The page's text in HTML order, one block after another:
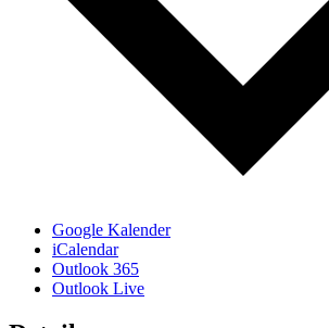
Google Kalender
iCalendar
Outlook 365
Outlook Live